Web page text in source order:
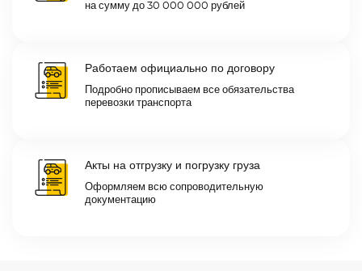
на сумму до 30 000 000 рублей
Работаем официально по договору
Подробно прописываем все обязательства
перевозки транспорта
Акты на отгрузку и погрузку груза
Оформляем всю сопроводительную
документацию